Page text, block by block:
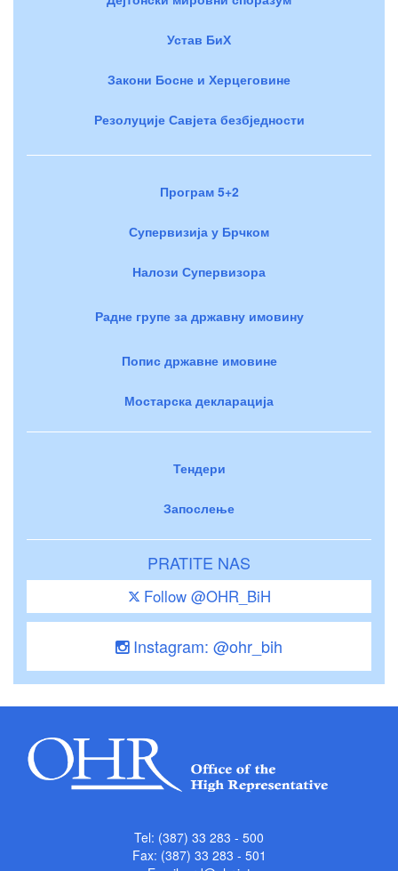
Устав БиХ
Закони Босне и Херцеговине
Резолуције Савјета безбједности
Програм 5+2
Супервизија у Брчком
Налози Супервизора
Радне групе за државну имовину
Попис државне имовине
Мостарска декларација
Тендери
Запослење
PRATITE NAS
Follow @OHR_BiH
Instagram: @ohr_bih
Tel: (387) 33 283 - 500
Fax: (387) 33 283 - 501